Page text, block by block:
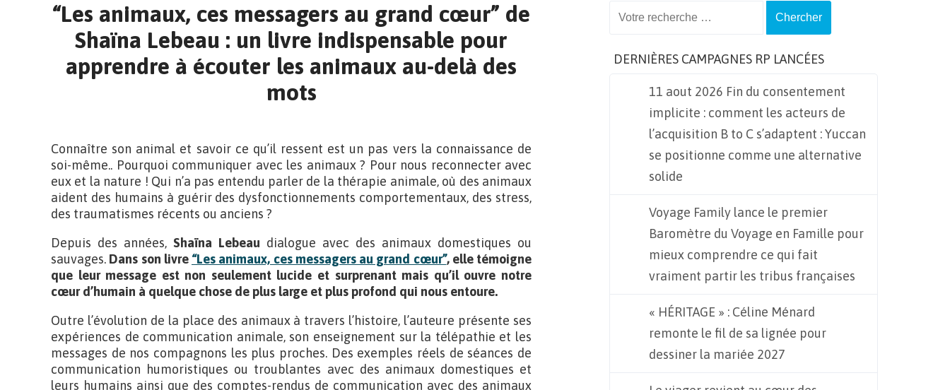
“Les animaux, ces messagers au grand cœur” de
Shaïna Lebeau : un livre indispensable pour
apprendre à écouter les animaux au-delà des
mots
Connaître son animal et savoir ce qu’il ressent est un pas vers la connaissance de
soi-même.. Pourquoi communiquer avec les animaux ? Pour nous reconnecter avec
eux et la nature ! Qui n’a pas entendu parler de la thérapie animale, où des animaux
aident des humains à guérir des dysfonctionnements comportementaux, des stress,
des traumatismes récents ou anciens ?
Depuis des années, Shaïna Lebeau dialogue avec des animaux domestiques ou
sauvages. Dans son livre “Les animaux, ces messagers au grand cœur”, elle témoigne
que leur message est non seulement lucide et surprenant mais qu’il ouvre notre
cœur d’humain à quelque chose de plus large et plus profond qui nous entoure.
Outre l’évolution de la place des animaux à travers l’histoire, l’auteure présente ses
expériences de communication animale, son enseignement sur la télépathie et les
messages de nos compagnons les plus proches. Des exemples réels de séances de
communication humoristiques ou troublantes avec des animaux domestiques et
leurs humains ainsi que des comptes-rendus de communication avec des animaux
DERNIÈRES CAMPAGNES RP LANCÉES
11 aout 2026 Fin du consentement
implicite : comment les acteurs de
l’acquisition B to C s’adaptent : Yuccan
se positionne comme une alternative
solide
Voyage Family lance le premier
Baromètre du Voyage en Famille pour
mieux comprendre ce qui fait
vraiment partir les tribus françaises
« HÉRITAGE » : Céline Ménard
remonte le fil de sa lignée pour
dessiner la mariée 2027